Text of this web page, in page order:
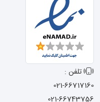
تلفن :
021-66717160